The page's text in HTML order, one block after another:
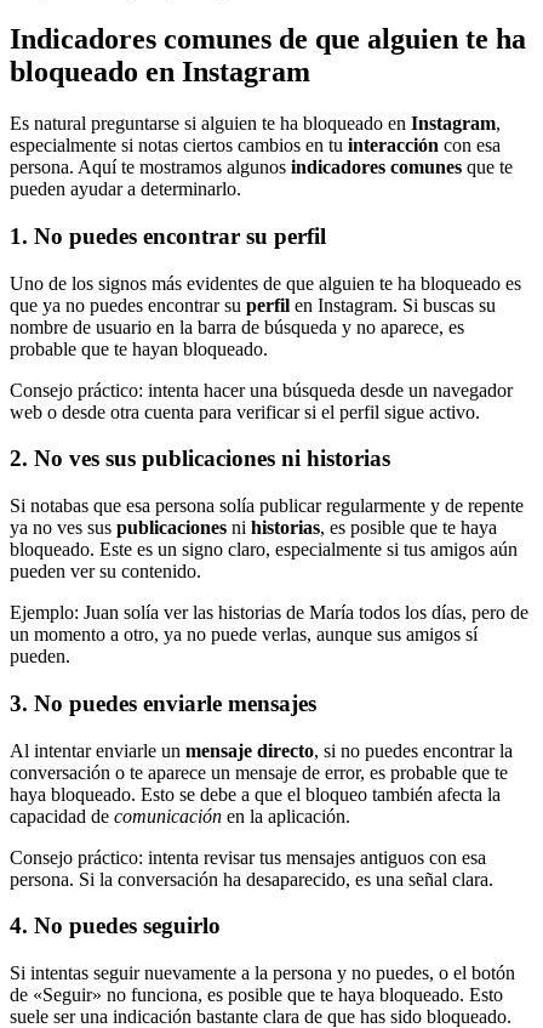
Indicadores comunes de que alguien te ha
bloqueado en Instagram
Es natural preguntarse si alguien te ha bloqueado en Instagram,
especialmente si notas ciertos cambios en tu interacción con esa
persona. Aquí te mostramos algunos indicadores comunes que te
pueden ayudar a determinarlo.
1. No puedes encontrar su perfil
Uno de los signos más evidentes de que alguien te ha bloqueado es
que ya no puedes encontrar su perfil en Instagram. Si buscas su
nombre de usuario en la barra de búsqueda y no aparece, es
probable que te hayan bloqueado.
Consejo práctico: intenta hacer una búsqueda desde un navegador
web o desde otra cuenta para verificar si el perfil sigue activo.
2. No ves sus publicaciones ni historias
Si notabas que esa persona solía publicar regularmente y de repente
ya no ves sus publicaciones ni historias, es posible que te haya
bloqueado. Este es un signo claro, especialmente si tus amigos aún
pueden ver su contenido.
Ejemplo: Juan solía ver las historias de María todos los días, pero de
un momento a otro, ya no puede verlas, aunque sus amigos sí
pueden.
3. No puedes enviarle mensajes
Al intentar enviarle un mensaje directo, si no puedes encontrar la
conversación o te aparece un mensaje de error, es probable que te
haya bloqueado. Esto se debe a que el bloqueo también afecta la
capacidad de comunicación en la aplicación.
Consejo práctico: intenta revisar tus mensajes antiguos con esa
persona. Si la conversación ha desaparecido, es una señal clara.
4. No puedes seguirlo
Si intentas seguir nuevamente a la persona y no puedes, o el botón
de «Seguir» no funciona, es posible que te haya bloqueado. Esto
suele ser una indicación bastante clara de que has sido bloqueado.